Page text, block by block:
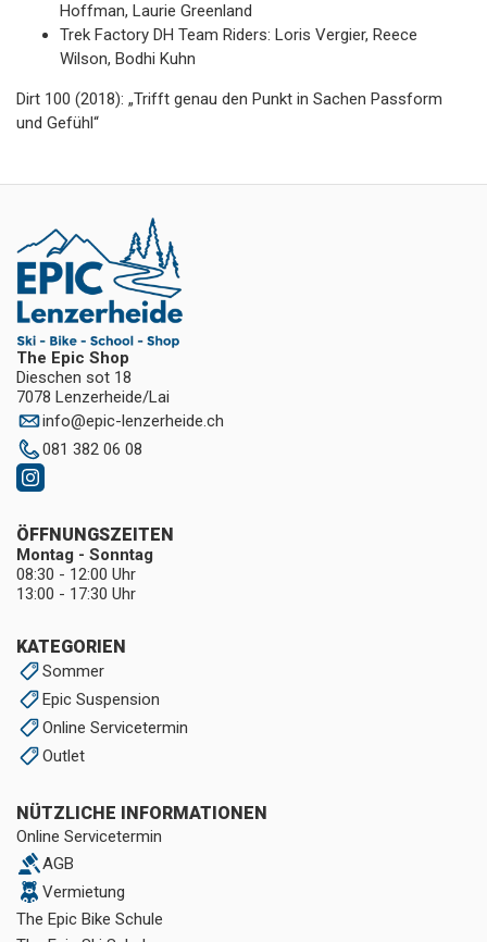
Hoffman, Laurie Greenland
Trek Factory DH Team Riders: Loris Vergier, Reece
Wilson, Bodhi Kuhn
Dirt 100 (2018): „Trifft genau den Punkt in Sachen Passform
und Gefühl“
The Epic Shop
Dieschen sot 18
7078 Lenzerheide/Lai
info@epic-lenzerheide.ch
081 382 06 08
KATEGORIEN
Sommer
Epic Suspension
Online Servicetermin
Outlet
NÜTZLICHE INFORMATIONEN
Online Servicetermin
AGB
Vermietung
The Epic Bike Schule
ÖFFNUNGSZEITEN
Montag - Sonntag
08:30 - 12:00 Uhr
13:00 - 17:30 Uhr